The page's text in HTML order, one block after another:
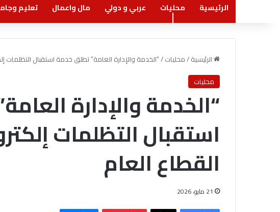
الرئيسية محليات عربي و دولي مال واعمال تعليم
الرئيسية/محليات/“الخدمة والإدارة العامة” تطلق خدمة استقبال التظلمات
محليات
“الخدمة والإدارة
استقبال التظلمات
القطاع العام
21 مايو، 2026